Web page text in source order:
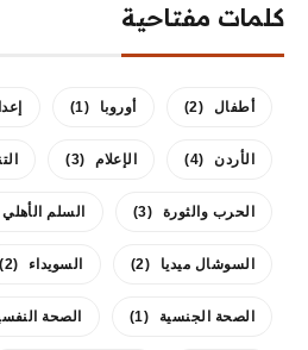
كلمات مفتاحية
أطفال (2) أوروبا (1)
الأردن (4) الإعلام (3)
الحرب والثورة (3) السلم الأهلي
السوشال ميديا (2) السويداء (2)
الصحة الجنسية (1) الصحة